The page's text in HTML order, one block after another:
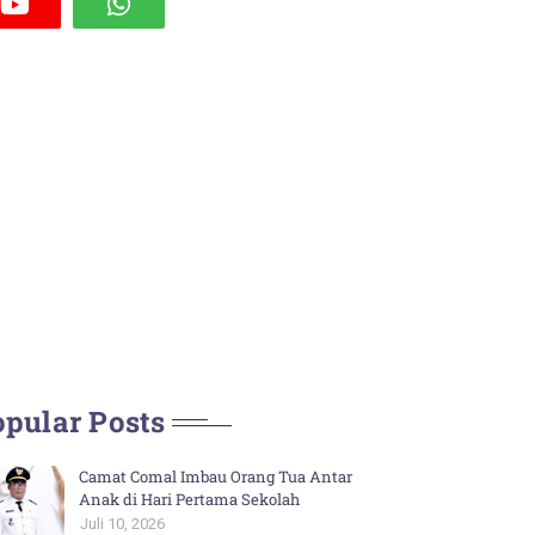
Posts
Camat Comal Imbau Orang Tua Antar
Anak di Hari Pertama Sekolah
Juli 10, 2026